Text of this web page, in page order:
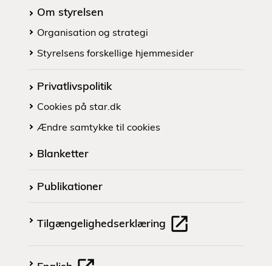
Om styrelsen
Organisation og strategi
Styrelsens forskellige hjemmesider
Privatlivspolitik
Cookies på star.dk
Ændre samtykke til cookies
Blanketter
Publikationer
Tilgængelighedserklæring